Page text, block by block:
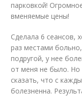
парковкой!
вменяемые цены!
Сделала 6 сеансов,
раз местами
подругой, у нее
от меня не было. Но
сказать, что с
болезненна.